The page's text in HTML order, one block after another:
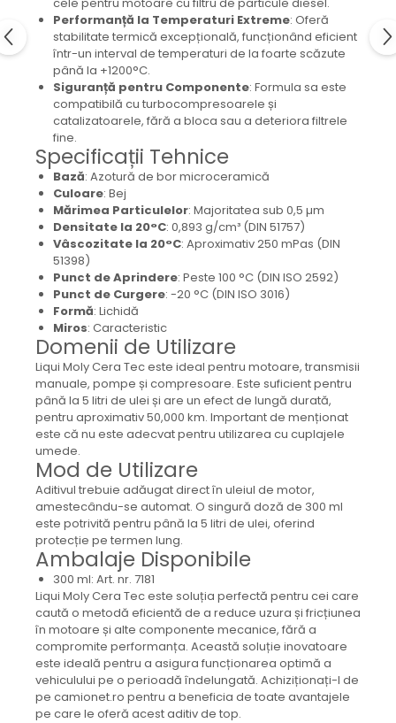
Grup electropompa
Bolturi, role si bucsi
MAMMUT LIFT
Mecanice
Electrice
Hidraulice
Motor electric si pompa hidraulica
Cilindru hidraulic si protectie
burduf
ERHEL - HYDRIS
Hidraulice
Electrice
Mecanice
Role, bucse si bolturi
Motoras electric si pompa
Cilindri si burdufuri protectie
Consumabile
Performanță la Temperaturi Extreme: Oferă
stabilitate termică excepțională, funcționând eficient
într-un interval de temperaturi de la foarte scăzute
până la +1200°C.
Siguranță pentru Componente: Formula sa este
compatibilă cu turbocompresoarele și
catalizatoarele, fără a bloca sau a deteriora filtrele
fine.
Specificații Tehnice
Bază: Azotură de bor microceramică
Culoare: Bej
Mărimea Particulelor: Majoritatea sub 0,5 µm
Densitate la 20°C: 0,893 g/cm³ (DIN 51757)
Vâscozitate la 20°C: Aproximativ 250 mPas (DIN
51398)
Punct de Aprindere: Peste 100 °C (DIN ISO 2592)
Punct de Curgere: -20 °C (DIN ISO 3016)
Formă: Lichidă
Miros: Caracteristic
Domenii de Utilizare
Liqui Moly Cera Tec este ideal pentru motoare, transmisii
manuale, pompe și compresoare. Este suficient pentru
până la 5 litri de ulei și are un efect de lungă durată,
pentru aproximativ 50,000 km. Important de menționat
este că nu este adecvat pentru utilizarea cu cuplajele
umede.
Mod de Utilizare
Aditivul trebuie adăugat direct în uleiul de motor,
amestecându-se automat. O singură doză de 300 ml
este potrivită pentru până la 5 litri de ulei, oferind
protecție pe termen lung.
Ambalaje Disponibile
300 ml: Art. nr. 7181
Liqui Moly Cera Tec este soluția perfectă pentru cei care
caută o metodă eficientă de a reduce uzura și fricțiunea
în motoare și alte componente mecanice, fără a
compromite performanța. Această soluție inovatoare
este ideală pentru a asigura funcționarea optimă a
vehiculului pe o perioadă îndelungată. Achiziționați-l de
pe camionet.ro pentru a beneficia de toate avantajele
pe care le oferă acest aditiv de top.